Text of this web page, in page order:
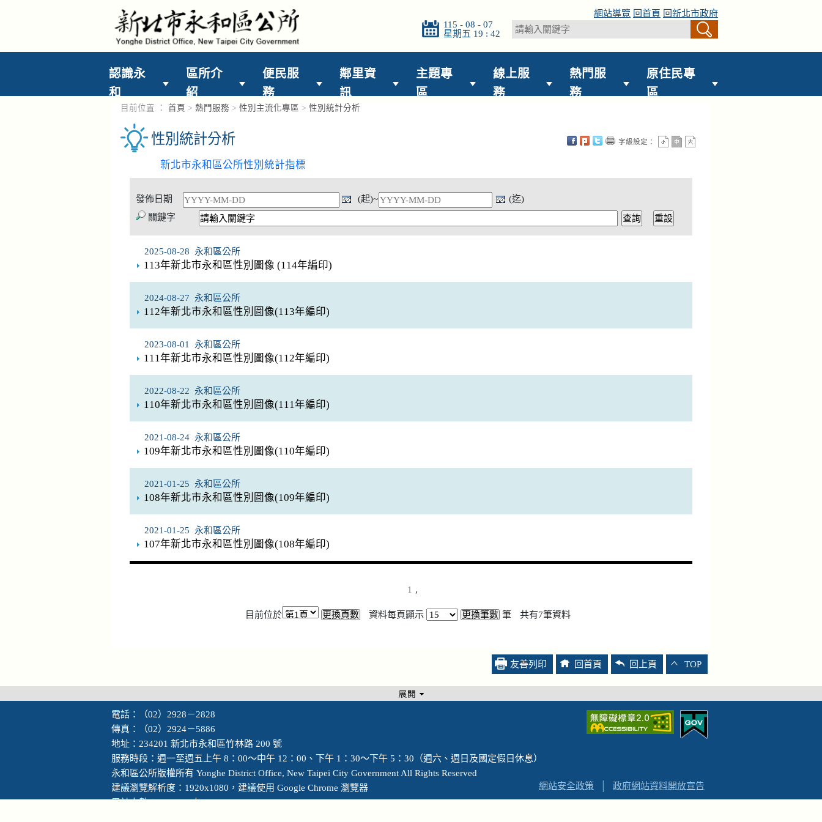
網站導覽 回首頁
回新北市政府
115 - 08 - 07
星期五 19 : 42
認識永
和
區所介
紹
便民服
務
鄰里資
訊
主題專
區
線上服
務
熱門服
務
原住民專
區
目前位置 ： 首頁 > 熱門服務 > 性別主流化專區 > 性別統計分析
性別統計分析 字級設定：
新北市永和區公所性別統計指標
發佈日期 (起)~
(迄)
關鍵字
2025-08-28 永和區公所
113年新北市永和區性別圖像 (114年編印)
2024-08-27 永和區公所
112年新北市永和區性別圖像(113年編印)
2023-08-01 永和區公所
111年新北市永和區性別圖像(112年編印)
2022-08-22 永和區公所
110年新北市永和區性別圖像(111年編印)
2021-08-24 永和區公所
109年新北市永和區性別圖像(110年編印)
2021-01-25 永和區公所
108年新北市永和區性別圖像(109年編印)
2021-01-25 永和區公所
107年新北市永和區性別圖像(108年編印)
1 ,
目前位於 資料每頁顯示 筆 共有7筆資料
友善列印 回首頁 回上頁 TOP
網站安全政策 政府網站資料開放宣告
電話：（02）2928－2828
傳真：（02）2924－5886
地址：234201 新北市永和區竹林路 200 號
服務時段：週一至週五上午 8：00～中午 12：00、下午 1：30～下午 5：30（週六、週日及國定假日休息）
永和區公所版權所有 Yonghe District Office, New Taipei City Government All Rights Reserved
建議瀏覽解析度：1920x1080，建議使用 Google Chrome 瀏覽器
累計人數：1830327人